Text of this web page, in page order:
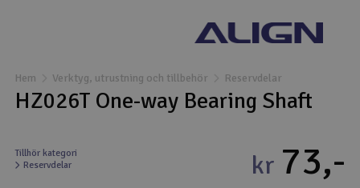
Drönare
Drönare för FPV
Flygplan
Hem Verktyg, utrustning och tillbehör Reservdelar
HZ026T One-way Bearing Shaft
Tillhör kategori
Reservdelar
kr 73,-